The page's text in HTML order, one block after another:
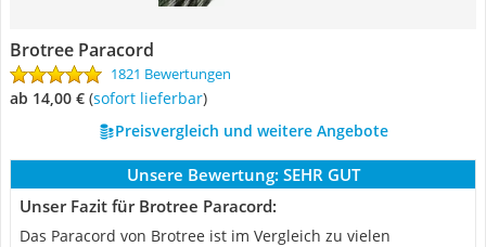
Brotree Paracord
1821 Bewertungen
ab 14,00 € ( Sofort lieferbar)
Preisvergleich und weitere Angebote
Unsere Bewertung: SEHR GUT
Unser Fazit für Brotree Paracord:
Das Paracord von Brotree ist im Vergleich zu vielen